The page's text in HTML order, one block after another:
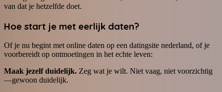
van dat je hetzelfde doet.
Hoe start je met eerlijk daten?
Of je nu begint met online daten op een datingsite nederland, of je
voorbereidt op ontmoetingen in het echte leven:
Maak jezelf duidelijk. Zeg wat je wilt. Niet vaag, niet voorzichtig
—gewoon duidelijk.